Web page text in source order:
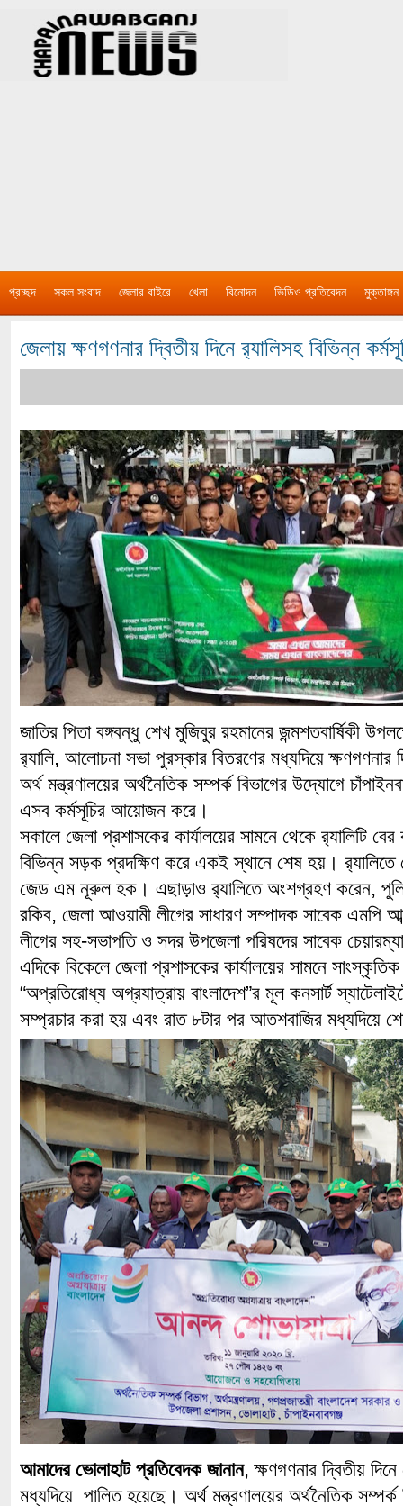
প্রচ্ছদ সকল সংবাদ জেলার বাইরে খেলা বিনোদন ভিডিও প্রতিবেদন মুক্তাঙ্গন
জেলায় ক্ষণগণনার দ্বিতীয় দিনে র‌্যালিসহ বিভিন্ন
জাতির পিতা বঙ্গবন্ধু শেখ মুজিবুর রহমানের জন্মশতবার্ষিকী
র‌্যালি, আলোচনা সভা পুরস্কার বিতরণের মধ্যদিয়ে ক্ষণগণনার
অর্থ মন্ত্রণালয়ের অর্থনৈতিক সম্পর্ক বিভাগের উদ্যোগে
এসব কর্মসূচির আয়োজন করে।
সকালে জেলা প্রশাসকের কার্যালয়ের সামনে থেকে র‌্যালিটি
বিভিন্ন সড়ক প্রদক্ষিণ করে একই স্থানে শেষ হয়।
জেড এম নূরুল হক। এছাড়াও র‌্যালিতে অংশগ্রহণ করেন,
রকিব, জেলা আওয়ামী লীগের সাধারণ সম্পাদক সাবেক এমপি
লীগের সহ-সভাপতি ও সদর উপজেলা পরিষদের সাবেক
এদিকে বিকেলে জেলা প্রশাসকের কার্যালয়ের সামনে
“অপ্রতিরোধ্য অগ্রযাত্রায় বাংলাদেশ”র মূল কনসার্ট
সম্প্রচার করা হয় এবং রাত ৮টার পর আতশবাজির মধ্যদিয়ে
আমাদের ভোলাহাট প্রতিবেদক জানান, ক্ষণগণনার দ্বিতীয় দিনে
মধ্যদিয়ে পালিত হয়েছে। অর্থ মন্ত্রণালয়ের অর্থনৈতিক